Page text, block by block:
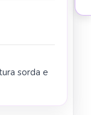
sorda e